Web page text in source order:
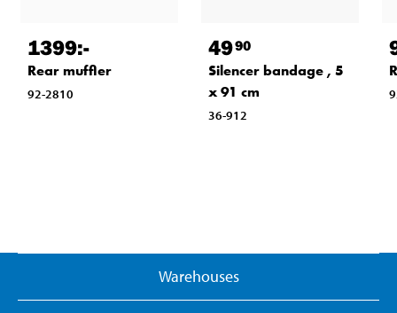
1399:-
Rear muffler
92-2810
4990
Silencer bandage , 5
x 91 cm
36-912
Warehouses